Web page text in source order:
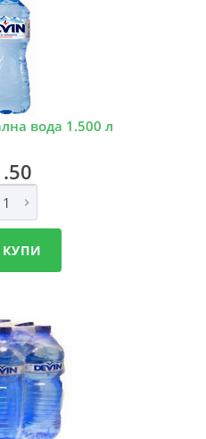
вода 1.500 л
КУПИ